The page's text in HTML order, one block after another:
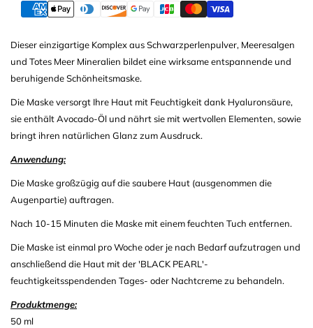
Dieser einzigartige Komplex aus Schwarzperlenpulver, Meeresalgen
und Totes Meer Mineralien bildet eine wirksame entspannende und
beruhigende Schönheitsmaske.
Die Maske versorgt Ihre Haut mit Feuchtigkeit dank Hyaluronsäure,
sie enthält Avocado-Öl und nährt sie mit wertvollen Elementen, sowie
bringt ihren natürlichen Glanz zum Ausdruck.
Anwendung:
Die Maske großzügig auf die saubere Haut (ausgenommen die
Augenpartie) auftragen.
Nach 10-15 Minuten die Maske mit einem feuchten Tuch entfernen.
Die Maske ist einmal pro Woche oder je nach Bedarf aufzutragen und
anschließend die Haut mit der 'BLACK PEARL'-
feuchtigkeitsspendenden Tages- oder Nachtcreme zu behandeln.
Produktmenge:
50 ml